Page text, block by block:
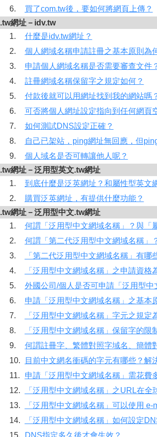
6.
買了com.tw後，要如何將網頁上傳？
.tw網址－idv.tw
1.
什麼是idv.tw網址？
2.
個人網域名稱申請註冊之基本原則為
3.
申請個人網域名稱是否需要審查文件
4.
註冊網域名稱保留字之規定如何？
5.
付款後就可以用網址找到我的網站嗎
6.
可否將個人網址設定指向到任何網頁
7.
如何測試DNS設定正確？
8.
自己已架站，ping網址無回應，但
9.
個人域名是否可轉讓他人呢？
.tw網址－泛用型英文.tw網址
1.
到底什麼是泛英網址？和屬性型英文
2.
購買泛英網址，有提供什麼功能？
.tw網址－泛用型中文.tw網址
1.
何謂「泛用型中文網域名稱」？與「
2.
何謂「第二代泛用型中文網域名稱」
3.
「第二代泛用型中文網域名稱」有哪
4.
「泛用型中文網域名稱」之申請資格
5.
外國公司/個人是否可申請「泛用型中
6.
申請「泛用型中文網域名稱」之基本
7.
「泛用型中文網域名稱」字元之規定
8.
「泛用型中文網域名稱」保留字的限
9.
何謂註冊字、繁體對照字域名、簡體
10.
目前中文網名衝碼的字元有哪些？解
11.
申請「泛用型中文網域名稱」需花費
12.
「泛用型中文網域名稱」之URL在全
13.
「泛用型中文網域名稱」可以使用
14.
「泛用型中文網域名稱」如何設定
15.
DNS指定多久後才會生效？